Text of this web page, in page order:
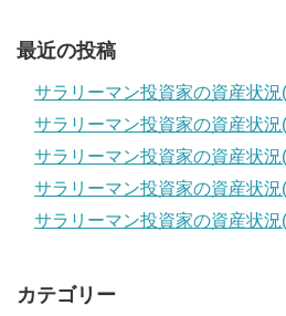
最近の投稿
サラリーマン投資家の資産状
サラリーマン投資家の資産状
サラリーマン投資家の資産状
サラリーマン投資家の資産状
サラリーマン投資家の資産状
カテゴリー